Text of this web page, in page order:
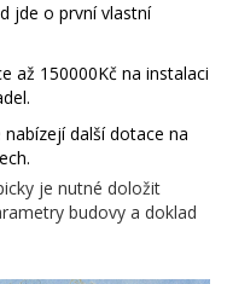
jde o první vlastní
až 150000Kč na instalaci
další dotace na
je nutné doložit
budovy a doklad